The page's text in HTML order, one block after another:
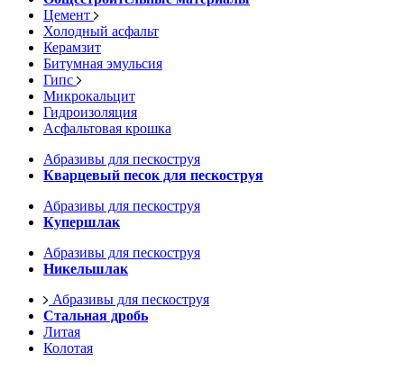
Цемент
Холодный асфальт
Керамзит
Битумная эмульсия
Гипс
Микрокальцит
Гидроизоляция
Асфальтовая крошка
Абразивы для пескоструя
Кварцевый песок для пескоструя
Абразивы для пескоструя
Купершлак
Абразивы для пескоструя
Никельшлак
Абразивы для пескоструя
Стальная дробь
Литая
Колотая